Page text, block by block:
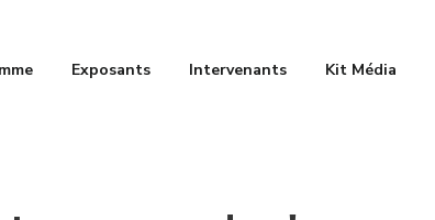
Exposants Intervenants Kit Média